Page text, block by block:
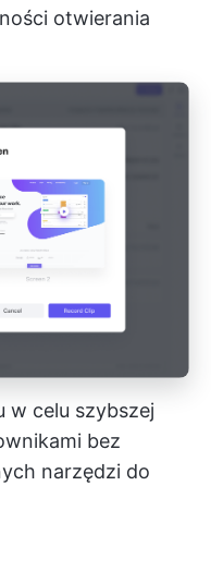
otwierania
w celu szybszej
bez
narzędzi do